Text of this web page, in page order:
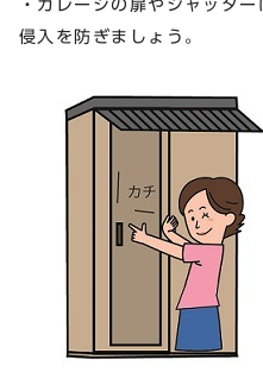
・ガレージの扉やシャッタ
侵入を防ぎましょう。